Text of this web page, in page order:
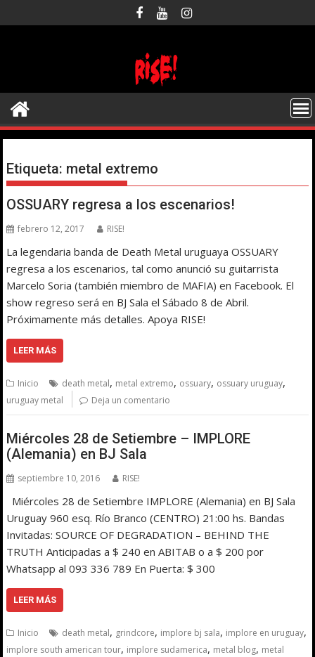
al
Etiqueta: metal extremo
OSSUARY regresa a los escenarios!
febrero 12, 2017 RISE!
La legendaria banda de Death Metal uruguaya OSSUARY
regresa a los escenarios, tal como anunció su guitarrista
Marcelo Soria (también miembro de MAFIA) en Facebook. El
show regreso será en BJ Sala el Sábado 8 de Abril.
Próximamente más detalles. Apoya RISE!
LEER MÁS
Inicio death metal, metal extremo, ossuary, ossuary uruguay,
uruguay metal Deja un comentario
Miércoles 28 de Setiembre – IMPLORE
(Alemania) en BJ Sala
septiembre 10, 2016 RISE!
Miércoles 28 de Setiembre IMPLORE (Alemania) en BJ Sala
Uruguay 960 esq. Río Branco (CENTRO) 21:00 hs. Bandas
Invitadas: SOURCE OF DEGRADATION – BEHIND THE
TRUTH Anticipadas a $ 240 en ABITAB o a $ 200 por
Whatsapp al 093 336 789 En Puerta: $ 300
LEER MÁS
Inicio death metal, grindcore, implore bj sala, implore en uruguay,
implore south american tour, implore sudamerica, metal blog, metal